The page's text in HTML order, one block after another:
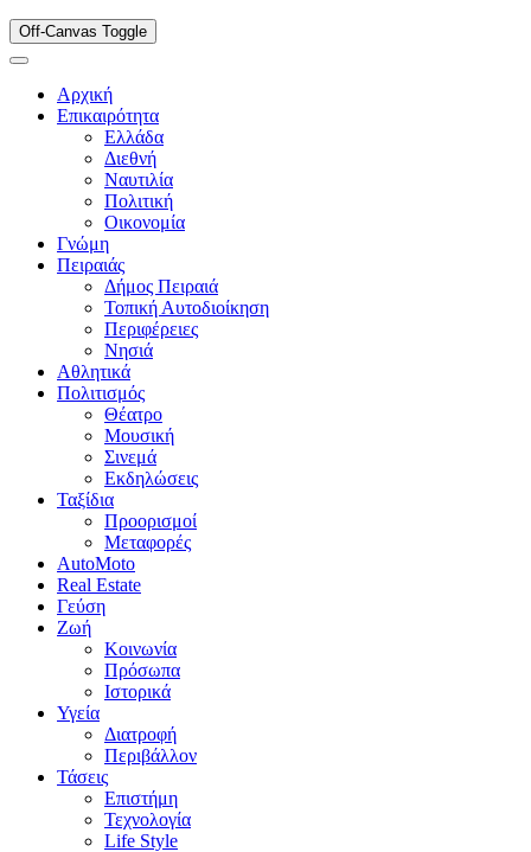
Off-Canvas Toggle
Αρχική
Επικαιρότητα
Ελλάδα
Διεθνή
Ναυτιλία
Πολιτική
Οικονομία
Γνώμη
Πειραιάς
Δήμος Πειραιά
Τοπική Αυτοδιοίκηση
Περιφέρειες
Νησιά
Αθλητικά
Πολιτισμός
Θέατρο
Μουσική
Σινεμά
Εκδηλώσεις
Ταξίδια
Προορισμοί
Μεταφορές
AutoMoto
Real Estate
Γεύση
Ζωή
Κοινωνία
Πρόσωπα
Ιστορικά
Υγεία
Διατροφή
Περιβάλλον
Τάσεις
Επιστήμη
Τεχνολογία
Life Style